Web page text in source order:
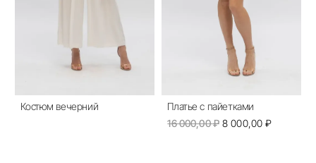
Костюм вечерний
Платье с пайетками
16 000,00₽ Первоначальная
8 000,00₽Текущая